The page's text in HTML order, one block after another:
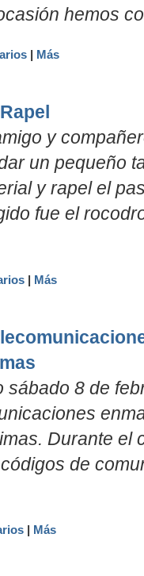
hemos
|
Más
y
un pequeño
y rapel el
fue el
| Más
sábado 8 de
Durante el
de
| Más